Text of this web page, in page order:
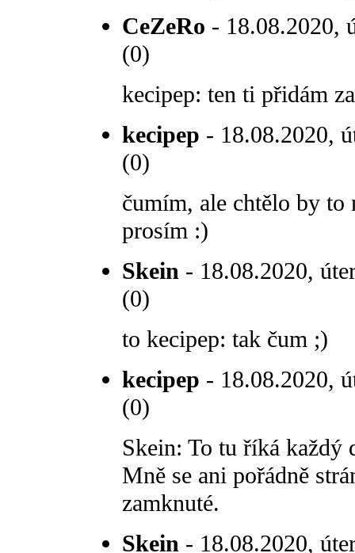
CeZeRo - 18.08.2020,
(0)
kecipep: ten ti přidám
kecipep - 18.08.2020,
(0)
čumím, ale chtělo by to
prosím :)
Skein - 18.08.2020,
(0)
to kecipep: tak čum ;)
kecipep - 18.08.2020,
(0)
Skein: To tu říká každý
Mně se ani pořádně
zamknuté.
Skein - 18.08.2020,